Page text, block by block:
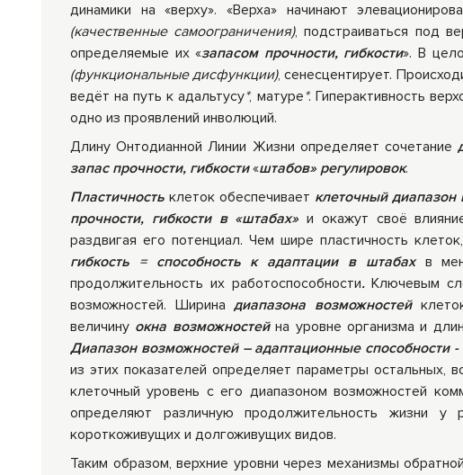
динамики на «верху». «Верха» начинают
(качественные самоограничения), подстраиваться под
определяемые их «запасом прочности, гибкости». В
(функциональные дисфункции), сенесцентирует.
ведёт на путь к адальтусу*, матуре*. Гиперактивность
одно из проявлений инволюций.
Длину Онтодианной Линии Жизни определяет сочетание
запас прочности, гибкости«штабов» регулировок.
Пластичность клеток обеспечивает клеточный диапазон
прочности, гибкости в «штабах» и окажут своё
раздвигая его потенциал. Чем шире пластичность
гибкость = способность к адаптации в штабах в
продолжительность их работоспособности.Ключевым
возможностей. Ширинадиапазона возможностей
величину окна возможностейна уровне организма и
Диапазон возможностей – адаптационные способности -
из этих показателей определяет параметры остальных,
клеточный уровень с его диапазоном возможностей
определяют различную продолжительность жизни
короткоживущих и долгоживущих видов.
Таким образом, верхние уровни через механизмы